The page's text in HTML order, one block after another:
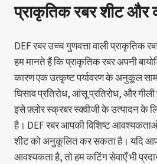
प्राकृतिक रबर शीट और
DEF रबर उच्च गुणवत्ता वाली प्राकृतिक
हम मानते हैं कि प्राकृतिक रबर अपनी
कारण एक उत्कृष्ट पर्यावरण के अनुकूल
घिसाव प्रतिरोध, आंसू प्रतिरोध, और
इसे फ़्लोर स्क्रबर स्क्वीजी के उत्पादन के
है। DEF रबर आपकी विशिष्ट
शीट को अनुकूलित कर सकता है। यदि
आवश्यकता है, तो हम कटिंग सेवाएँ भी